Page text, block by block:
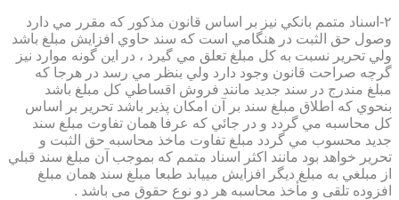
۲-اسناد متمم بانكي نيز بر اساس قانون مذكور كه مقرر مي دارد
وصول حق الثبت در هنگامي است كه سند حاوي افزايش مبلغ باشد
ولي تحرير نسبت به كل مبلغ تعلق مي گيرد ، در اين گونه موارد نيز
گرچه صراحت قانون وجود دارد ولي بنظر مي رسد در هرجا كه
مبلغ مندرج در سند جديد مانند فروش اقساطي كل مبلغ باشد
بنحوي كه اطلاق مبلغ سند بر آن امكان پذير باشد تحرير بر اساس
كل محاسبه مي گردد و در جائي كه عرفا همان تفاوت مبلغ سند
جديد محسوب مي گردد مبلغ تفاوت ماخذ محاسبه حق الثبت و
تحرير خواهد بود مانند اكثر اسناد متمم كه بموجب آن مبلغ سند قبلي
از مبلغي به مبلغ ديگر افزايش مييابد طبعا مبلغ سند همان مبلغ
افزوده تلقی و مأخذ محاسبه هر دو نوع حقوق می باشد .